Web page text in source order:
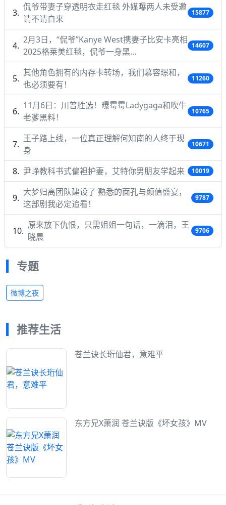
侃爷带妻子穿透明衣走红毯 外媒曝两人未受邀
请不请自来
15877
2月3日，“侃爷”Kanye West携妻子比安卡亮相
2025格莱美红毯，侃爷一身黑…
14607
其他角色拥有的内存卡转场，我们慕容璟和，
也必须要有！
11260
11月6日：川普胜选！曝霉霉Ladygaga和吹牛
老爹黑料！
10765
王子路上线，一位真正理解何知南的人终于现
身
10671
尹峥教科书式偏袒护妻，艾特你男朋友学起来 10019
大梦归离团队建设了 熟悉的面孔与颜值盛宴，
这部剧我必定追看！
9787
原来放下仇恨，只需姐姐一句话，一滴泪，王
晓晨
9706
专题
微博之夜
推荐生活
苍兰诀长珩仙君，意难平
东方兄X萧润 苍兰诀版《坏女孩》MV